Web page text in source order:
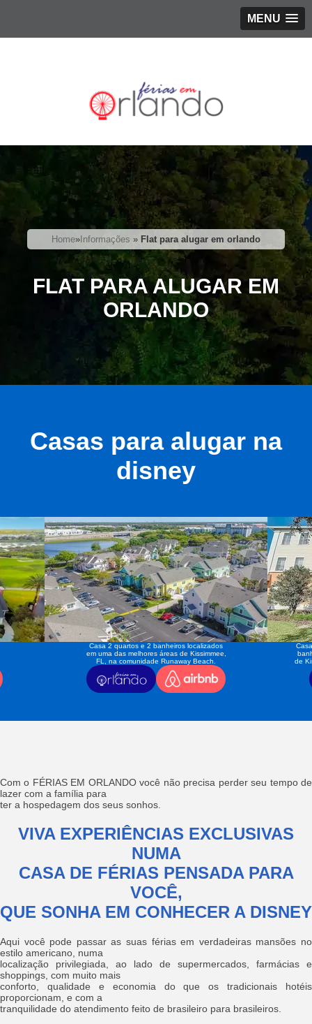
MENU
Home» Informações » Flat para alugar em orlando
FLAT PARA ALUGAR EM
ORLANDO
Casas para alugar na
disney
Casa 2 quartos e 2 banheiros localizados
em uma das melhores áreas de Kissimmee,
FL, na comunidade Runaway Beach.
de
Com o FÉRIAS EM ORLANDO você não precisa perder seu tempo de
lazer com a família para
ter a hospedagem dos seus sonhos.
VIVA EXPERIÊNCIAS EXCLUSIVAS
NUMA
CASA DE FÉRIAS PENSADA PARA
VOCÊ,
QUE SONHA EM CONHECER A DISNEY
Aqui você pode passar as suas férias em verdadeiras mansões no
estilo americano, numa
localização privilegiada, ao lado de supermercados, farmácias e
shoppings, com muito mais
conforto, qualidade e economia do que os tradicionais hotéis
proporcionam, e com a
tranquilidade do atendimento feito de brasileiro para brasileiros.